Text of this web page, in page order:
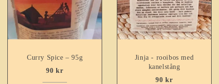
Curry Spice – 95g
90kr
Jinja - rooibos med
kanelstång
90kr